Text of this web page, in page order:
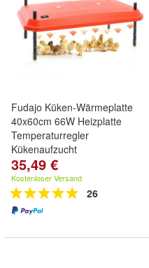
Fudajo Küken-Wärmeplatte
40x60cm 66W Heizplatte
Temperaturregler
Kükenaufzucht
35,49 €
Kostenloser Versand
26